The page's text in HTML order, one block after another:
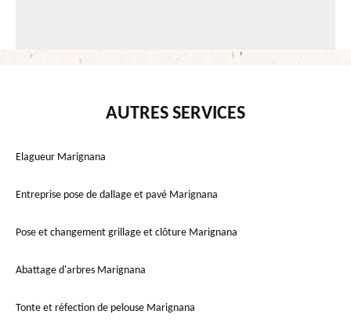
AUTRES SERVICES
Elagueur Marignana
Entreprise pose de dallage et pavé Marignana
Pose et changement grillage et clôture Marignana
Abattage d'arbres Marignana
Tonte et réfection de pelouse Marignana